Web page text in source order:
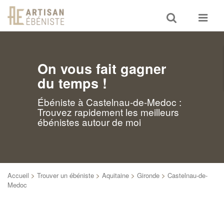
Toggle
search
Toggle
On vous fait gagner
du temps !
Ébéniste à Castelnau-de-Medoc :
Trouvez rapidement les meilleurs
ébénistes autour de moi
Accueil > Trouver un ébéniste > Aquitaine > Gironde > Castelnau-de-
Medoc